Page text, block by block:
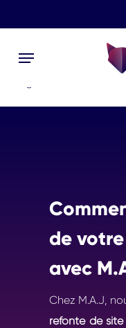
to
mainMenu
de
avec
Chez M.A.J,
refonte de